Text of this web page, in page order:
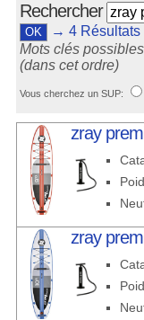
Rechercher
→ 4 Résultats
Mots clés
(dans cet ordre)
Vous cherchez un SUP:
zray
zray